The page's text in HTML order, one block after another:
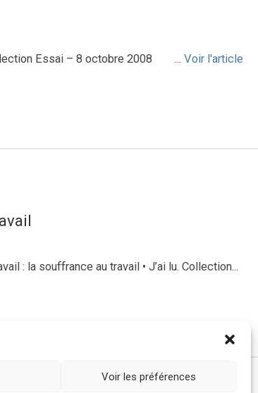
Voir les préférences
Essai – 8 octobre 2008 ... Voir l'article
: la souffrance au travail • J’ai lu. Collection...